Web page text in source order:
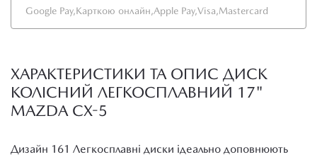
Google Pay,Карткою онлайн,Apple Pay,Visa,Mastercard
ХАРАКТЕРИСТИКИ ТА ОПИС ДИСК
КОЛІСНИЙ ЛЕГКОСПЛАВНИЙ 17"
MAZDA CX-5
Дизайн 161 Легкосплавні диски ідеально доповнюють